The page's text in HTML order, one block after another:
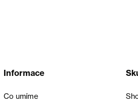
Informace
Co umíme